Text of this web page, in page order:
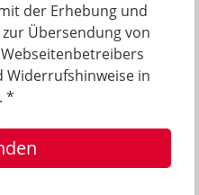
der Erhebung und
Übersendung von
in
*